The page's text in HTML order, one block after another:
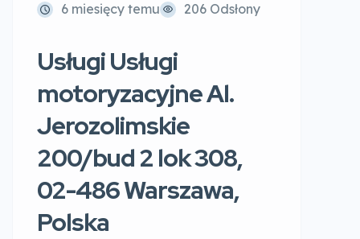
6 miesięcy temu
206 Odsłony
Usługi Usługi
motoryzacyjne Al.
Jerozolimskie
200/bud 2 lok 308,
02-486 Warszawa,
Polska